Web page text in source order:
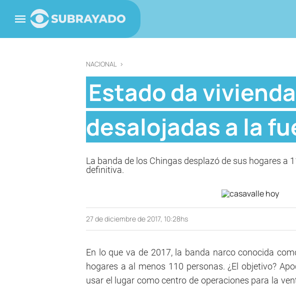
NACIONAL >
Estado da
desalojadas a la
La banda de los Chingas desplazó de sus hogares a
definitiva.
27 de diciembre de 2017, 10:28hs
En lo que va de 2017, la banda narco conocida
hogares a al menos 110 personas. ¿El objetivo?
usar el lugar como centro de operaciones para la